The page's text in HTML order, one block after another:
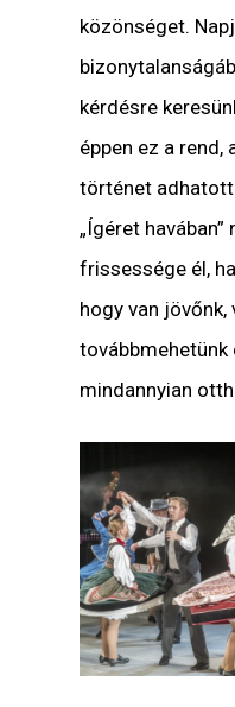
közönséget.
kérdésre
éppen ez a rend,
történet
„Ígéret
frissessége él,
hogy van jövőnk,
továbbmehetünk
mindannyian